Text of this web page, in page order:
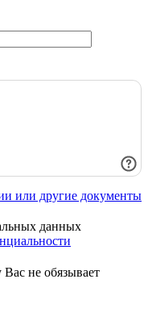
или другие документы
данных
не обязывает